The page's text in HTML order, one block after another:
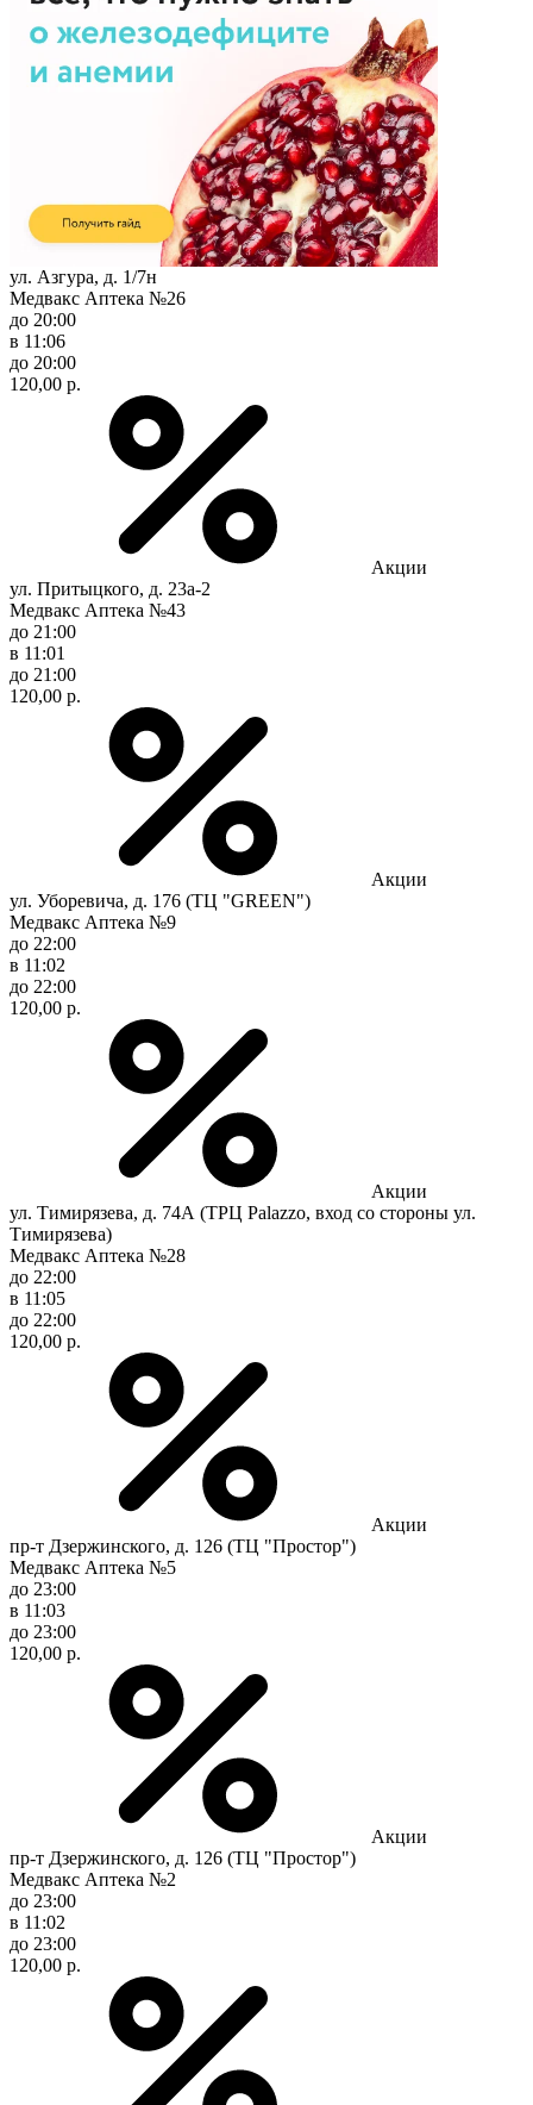
ул. Азгура, д. 1/7н
Медвакс Аптека №26
до 20:00
в 11:06
до 20:00
120,00 р.
Акции
ул. Притыцкого, д. 23а-2
Медвакс Аптека №43
до 21:00
в 11:01
до 21:00
120,00 р.
Акции
ул. Уборевича, д. 176 (ТЦ "GREEN")
Медвакс Аптека №9
до 22:00
в 11:02
до 22:00
120,00 р.
Акции
ул. Тимирязева, д. 74А (ТРЦ Palazzo, вход со стороны ул.
Тимирязева)
Медвакс Аптека №28
до 22:00
в 11:05
до 22:00
120,00 р.
Акции
пр-т Дзержинского, д. 126 (ТЦ "Простор")
Медвакс Аптека №5
до 23:00
в 11:03
до 23:00
120,00 р.
Акции
пр-т Дзержинского, д. 126 (ТЦ "Простор")
Медвакс Аптека №2
до 23:00
в 11:02
до 23:00
120,00 р.